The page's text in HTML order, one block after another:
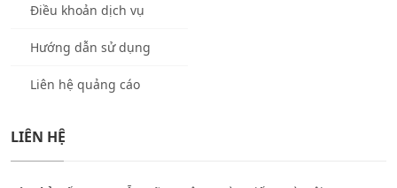
Điều khoản dịch vụ
Hướng dẫn sử dụng
Liên hệ quảng cáo
LIÊN HỆ